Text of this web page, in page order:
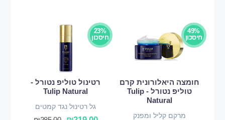
49%
חיסכון
חומצה היאלורונית קרם
טוליפ נטורל - Tulip
Natural
מרקם קליל ומפנק
23%
חיסכון
רטינול טוליפ נטורל -
Tulip Natural
גל רטינול נגד קמטים